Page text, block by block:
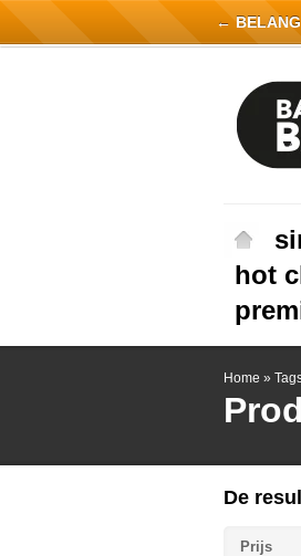
hot
Home »
De
Prijs
←